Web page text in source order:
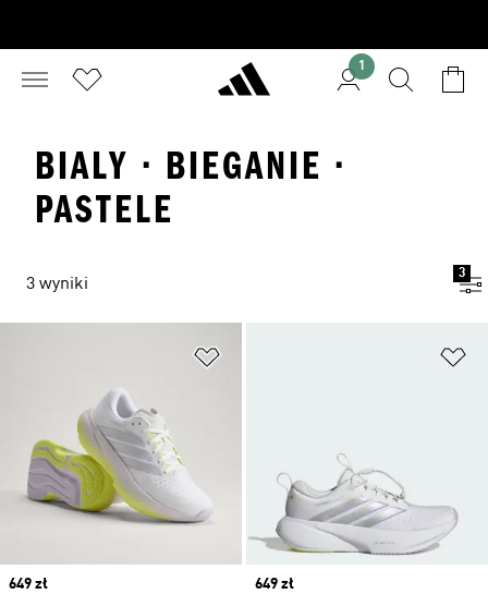
1
BIALY · BIEGANIE ·
PASTELE
3 wyniki
3
Price
649 zł
Price
649 zł